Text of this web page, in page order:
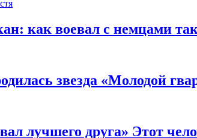
как воевал с немцами
звезда «Молодой
лучшего друга» Этот